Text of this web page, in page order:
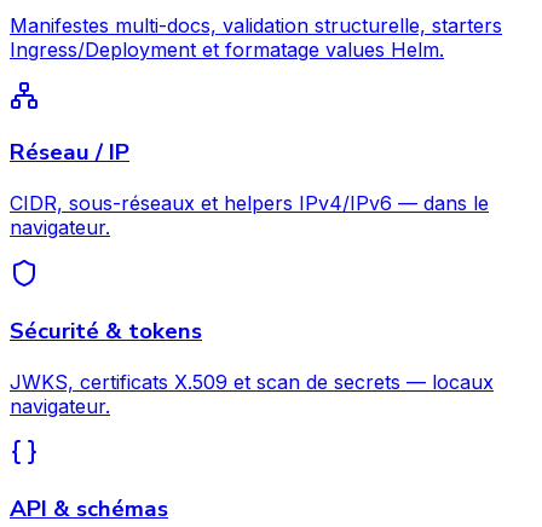
Manifestes multi-docs, validation structurelle, starters
Ingress/Deployment et formatage values Helm.
Réseau / IP
CIDR, sous-réseaux et helpers IPv4/IPv6 — dans le
navigateur.
Sécurité & tokens
JWKS, certificats X.509 et scan de secrets — locaux
navigateur.
API & schémas